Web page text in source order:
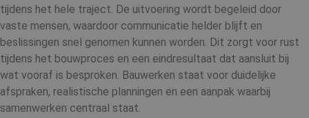
tijdens het hele traject. De uitvoering wordt begeleid door
vaste mensen, waardoor communicatie helder blijft en
beslissingen snel genomen kunnen worden. Dit zorgt voor rust
tijdens het bouwproces en een eindresultaat dat aansluit bij
wat vooraf is besproken. Bauwerken staat voor duidelijke
afspraken, realistische planningen en een aanpak waarbij
samenwerken centraal staat.